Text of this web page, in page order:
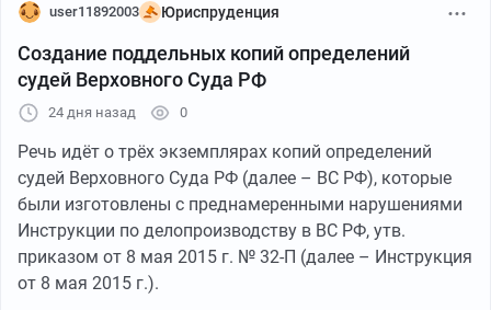
user11892003 Юриспруденция
Создание поддельных копий определений
судей Верховного Суда РФ
24 дня назад 0
Речь идёт о трёх экземплярах копий определений
судей Верховного Суда РФ (далее – ВС РФ), которые
были изготовлены с преднамеренными нарушениями
Инструкции по делопроизводству в ВС РФ, утв.
приказом от 8 мая 2015 г. № 32-П (далее – Инструкция
от 8 мая 2015 г.).